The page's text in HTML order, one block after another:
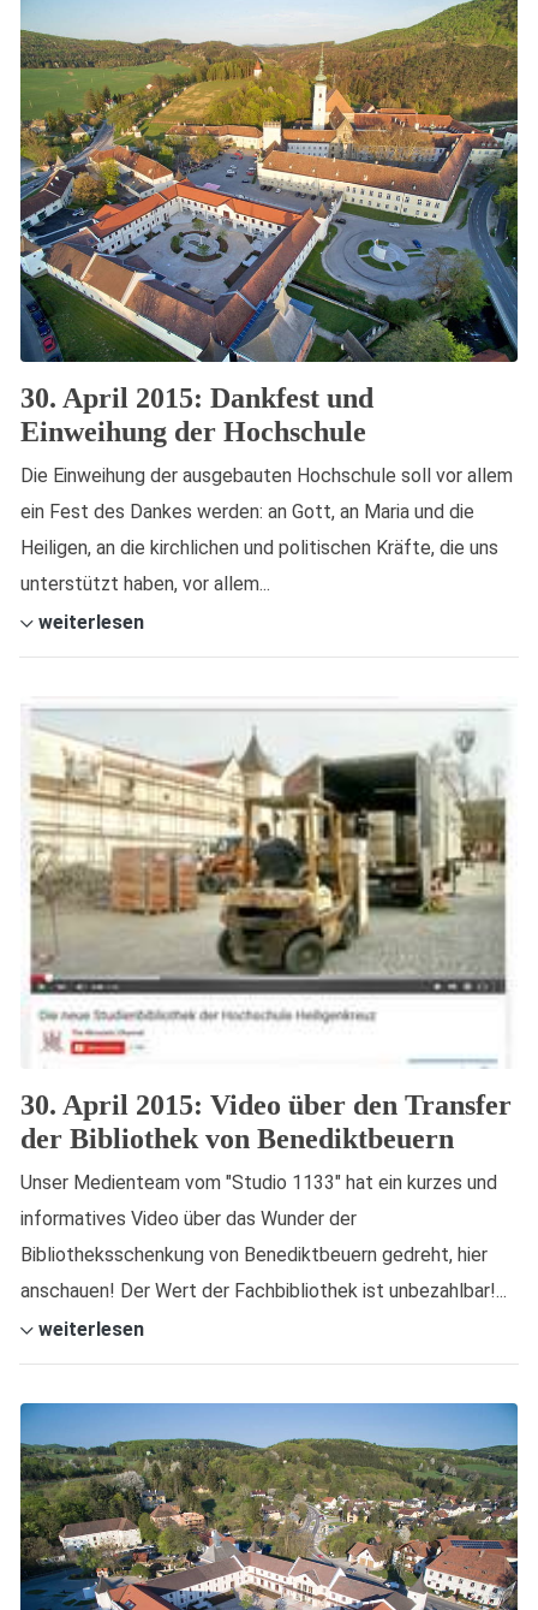
30. April 2015: Dankfest und
Einweihung der Hochschule
Die Einweihung der ausgebauten Hochschule soll vor allem
ein Fest des Dankes werden: an Gott, an Maria und die
Heiligen, an die kirchlichen und politischen Kräfte, die uns
unterstützt haben, vor allem...
weiterlesen
30. April 2015: Video über den Transfer
der Bibliothek von Benediktbeuern
Unser Medienteam vom "Studio 1133" hat ein kurzes und
informatives Video über das Wunder der
Bibliotheksschenkung von Benediktbeuern gedreht, hier
anschauen! Der Wert der Fachbibliothek ist unbezahlbar!...
weiterlesen